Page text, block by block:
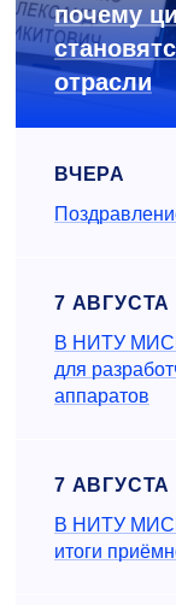
почему
отрасли
ВЧЕРА
7 АВГУСТА
В НИТУ
для
аппаратов
7 АВГУСТА
В НИТУ
итоги